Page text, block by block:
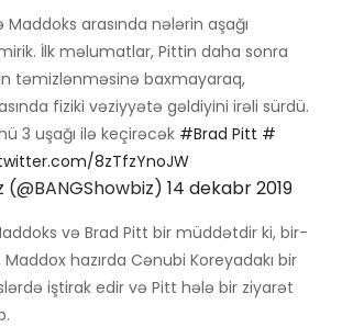
Maddoks arasında nələrin aşağı
İlk məlumatlar, Pittin daha sonra
təmizlənməsinə baxmayaraq,
fiziki vəziyyətə gəldiyini irəli sürdü.
3 uşağı ilə keçirəcək #Brad Pitt #
8zTfzYnoJW
(@BANGShowbiz) 14 dekabr 2019
və Brad Pitt bir müddətdir ki, bir-
Maddox hazırda Cənubi Koreyadakı bir
iştirak edir və Pitt hələ bir ziyarət